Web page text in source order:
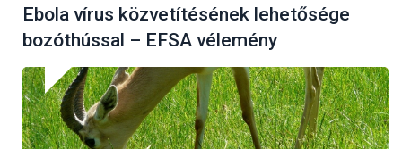
Ebola vírus közvetítésének lehetősége
bozóthússal – EFSA vélemény